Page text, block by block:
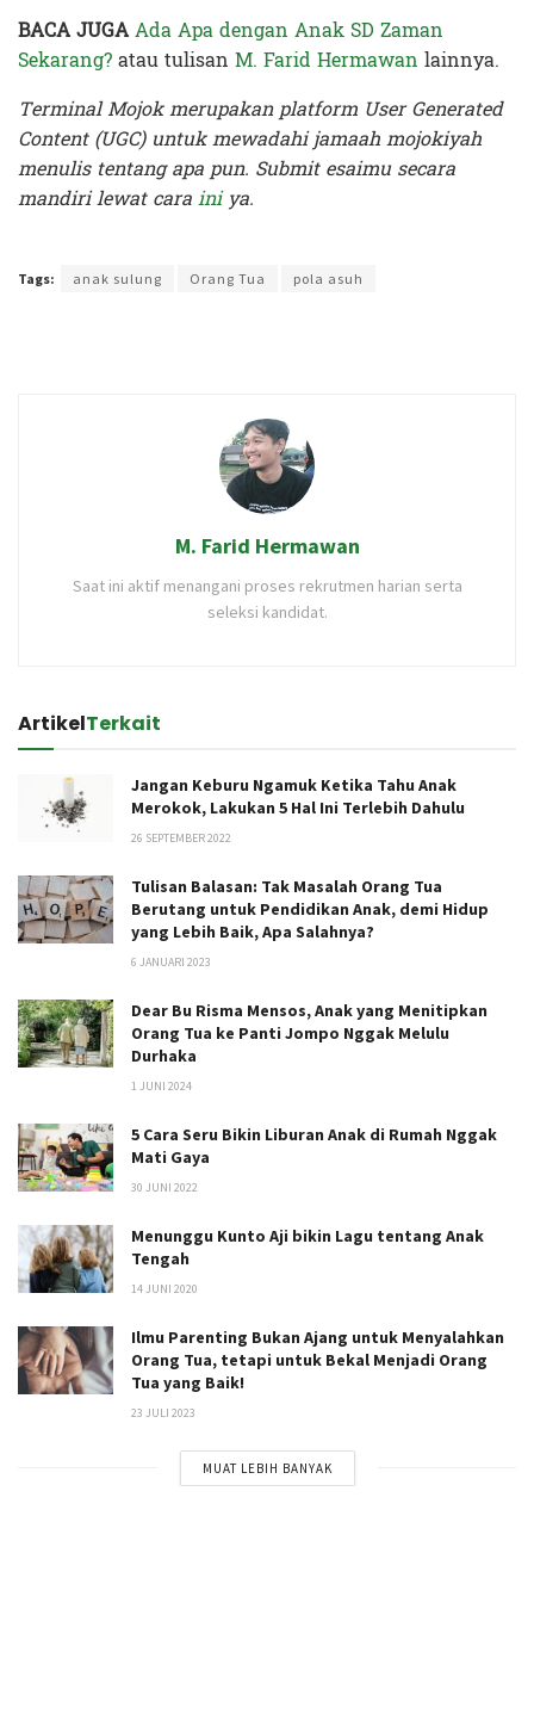
BACA JUGAAda Apa dengan Anak SD Zaman
Sekarang?atau tulisan M. Farid Hermawan lainnya.
Terminal Mojok merupakan platform User Generated
Content (UGC) untuk mewadahi jamaah mojokiyah
menulis tentang apa pun. Submit esaimu secara
mandiri lewat carainiya.
Tags: anak sulung Orang Tua pola asuh
M. Farid Hermawan
Saat ini aktif menangani proses rekrutmen harian serta
seleksi kandidat.
ArtikelTerkait
Jangan Keburu Ngamuk Ketika Tahu Anak
Merokok, Lakukan 5 Hal Ini Terlebih Dahulu
26 SEPTEMBER 2022
Tulisan Balasan: Tak Masalah Orang Tua
Berutang untuk Pendidikan Anak, demi Hidup
yang Lebih Baik, Apa Salahnya?
6 JANUARI 2023
Dear Bu Risma Mensos, Anak yang Menitipkan
Orang Tua ke Panti Jompo Nggak Melulu
Durhaka
1 JUNI 2024
5 Cara Seru Bikin Liburan Anak di Rumah Nggak
Mati Gaya
30 JUNI 2022
Menunggu Kunto Aji bikin Lagu tentang Anak
Tengah
14 JUNI 2020
Ilmu Parenting Bukan Ajang untuk Menyalahkan
Orang Tua, tetapi untuk Bekal Menjadi Orang
Tua yang Baik!
23 JULI 2023
MUAT LEBIH BANYAK